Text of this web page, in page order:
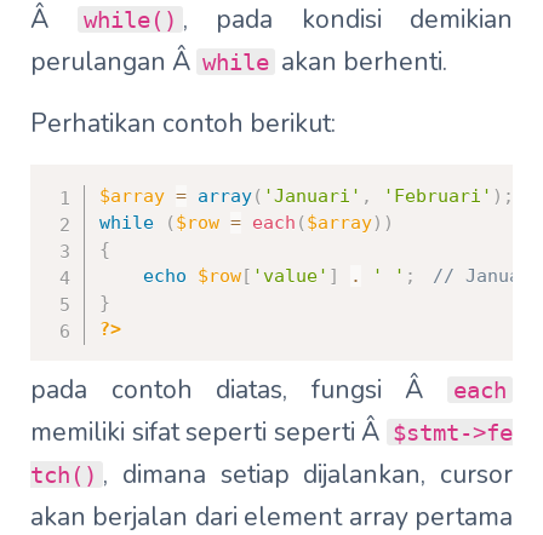
Â
while() , pada kondisi demikian
perulangan Â while akan berhenti.
Perhatikan contoh berikut:
$array = array( 'Januari' , 'Februari' ) ;
while
( $row = each ( $array) )
{
echo
$row[ 'value' ] . ' ' ;
//
}
?>
pada contoh diatas, fungsi Â each
memiliki sifat seperti seperti Â $stmt->fe
tch() , dimana setiap dijalankan, cursor
akan berjalan dari element array pertama